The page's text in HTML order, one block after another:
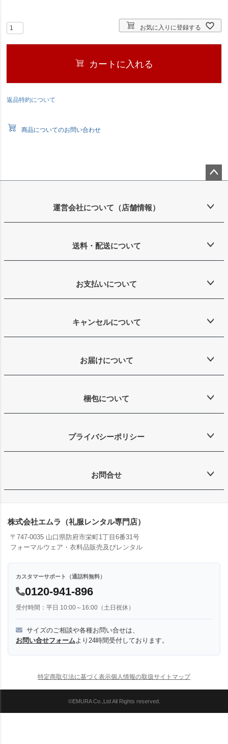
お気に入りに登録する
カートに入れる
返品特約について
商品についてのお問い合わせ
ップ
運営会社について（店舗情報）
送料・配送について
お支払いについて
キャンセルについて
お届けについて
梱包について
プライバシーポリシー
お問合せ
株式会社エムラ（礼服レンタル専門店）
〒747-0035 山口県防府市栄町1丁目6番31号
フォーマルウェア・衣料品販売及びレンタル
カスタマーサポート（通話料無料）
0120-941-896
受付時間：平日 10:00～16:00（土日祝休）
サイズのご相談や各種お問い合せは、
お問い合せフォームより24時間受付しております。
特定商取引法に基づく表示個人情報の取扱サイトマップ
©EMURA Co.,Ltd All Rights reserved.